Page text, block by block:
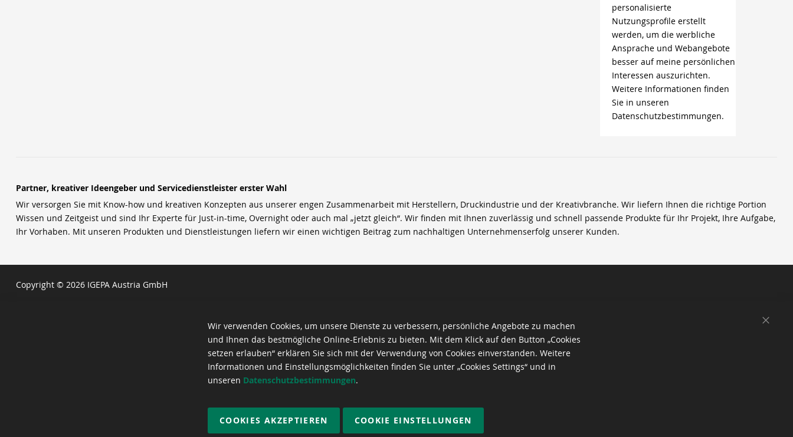
personalisierte
Nutzungsprofile erstellt
werden, um die werbliche
Ansprache und Webangebote
besser auf meine persönlichen
Interessen auszurichten.
Weitere Informationen finden
Sie in unseren
Datenschutzbestimmungen.
Partner, kreativer Ideengeber und Servicedienstleister erster Wahl
Wir versorgen Sie mit Know-how und kreativen Konzepten aus unserer engen Zusammenarbeit mit Herstellern, Druckindustrie und der Kreativbranche. Wir liefern Ihnen die richtige Portion
Wissen und Zeitgeist und sind Ihr Experte für Just-in-time, Overnight oder auch mal „jetzt gleich“. Wir finden mit Ihnen zuverlässig und schnell passende Produkte für Ihr Projekt, Ihre Aufgabe,
Ihr Vorhaben. Mit unseren Produkten und Dienstleistungen liefern wir einen wichtigen Beitrag zum nachhaltigen Unternehmenserfolg unserer Kunden.
Copyright © 2026 IGEPA Austria GmbH
Wir verwenden Cookies, um unsere Dienste zu verbessern, persönliche Angebote zu machen
und Ihnen das bestmögliche Online-Erlebnis zu bieten. Mit dem Klick auf den Button „Cookies
setzen erlauben“ erklären Sie sich mit der Verwendung von Cookies einverstanden. Weitere
Informationen und Einstellungsmöglichkeiten finden Sie unter „Cookies Settings“ und in
unseren Datenschutzbestimmungen.
COOKIES AKZEPTIEREN COOKIE EINSTELLUNGEN